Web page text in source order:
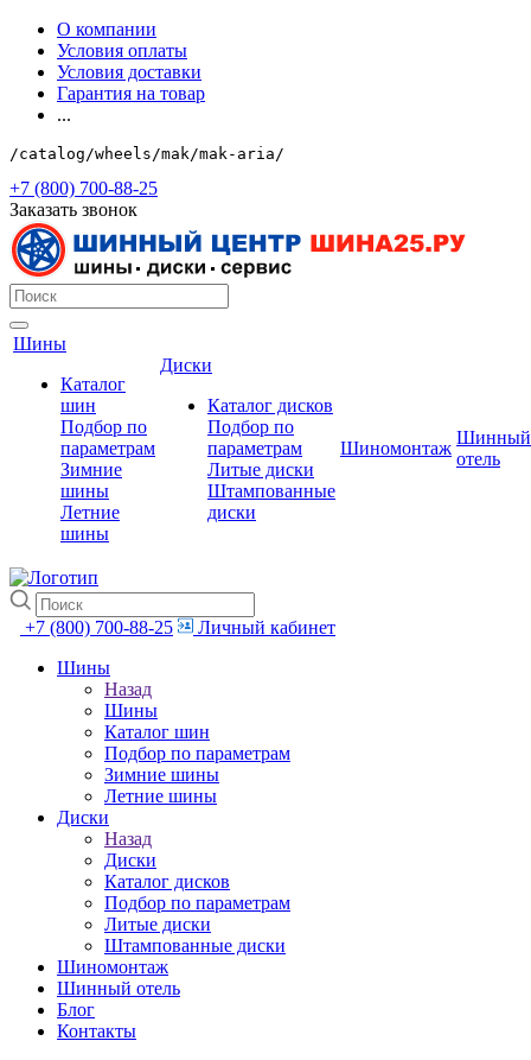
О компании
Условия оплаты
Условия доставки
Гарантия на товар
...
/catalog/wheels/mak/mak-aria/
+7 (800) 700-88-25
Заказать звонок
Шины
Каталог
шин
Подбор по
параметрам
Зимние
шины
Летние
шины
Диски
Каталог дисков
Подбор по
параметрам
Литые диски
Штампованные
диски
Шиномонтаж
Шинный
отель
+7 (800) 700-88-25
Личный кабинет
Шины
Назад
Шины
Каталог шин
Подбор по параметрам
Зимние шины
Летние шины
Диски
Назад
Диски
Каталог дисков
Подбор по параметрам
Литые диски
Штампованные диски
Шиномонтаж
Шинный отель
Блог
Контакты